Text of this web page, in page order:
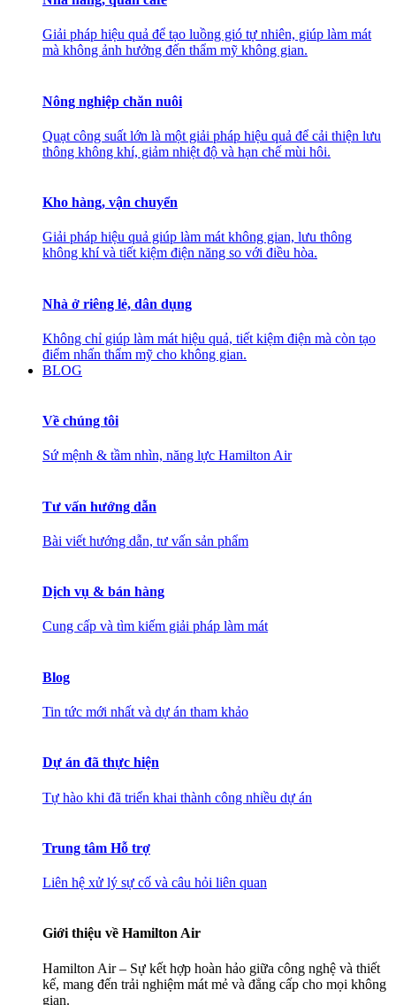
Giải pháp hiệu quả để tạo luồng gió tự nhiên, giúp làm mát
mà không ảnh hưởng đến thẩm mỹ không gian.
Nông nghiệp chăn nuôi
Quạt công suất lớn là một giải pháp hiệu quả để cải thiện lưu
thông không khí, giảm nhiệt độ và hạn chế mùi hôi.
Kho hàng, vận chuyển
Giải pháp hiệu quả giúp làm mát không gian, lưu thông
không khí và tiết kiệm điện năng so với điều hòa.
Nhà ở riêng lẻ, dân dụng
Không chỉ giúp làm mát hiệu quả, tiết kiệm điện mà còn tạo
điểm nhấn thẩm mỹ cho không gian.
BLOG
Về chúng tôi
Sứ mệnh & tầm nhìn, năng lực Hamilton Air
Tư vấn hướng dẫn
Bài viết hướng dẫn, tư vấn sản phẩm
Dịch vụ & bán hàng
Cung cấp và tìm kiếm giải pháp làm mát
Blog
Tin tức mới nhất và dự án tham khảo
Dự án đã thực hiện
Tự hào khi đã triển khai thành công nhiều dự án
Trung tâm Hỗ trợ
Liên hệ xử lý sự cố và câu hỏi liên quan
Giới thiệu về Hamilton Air
Hamilton Air – Sự kết hợp hoàn hảo giữa công nghệ và thiết
kế, mang đến trải nghiệm mát mẻ và đẳng cấp cho mọi không
gian.